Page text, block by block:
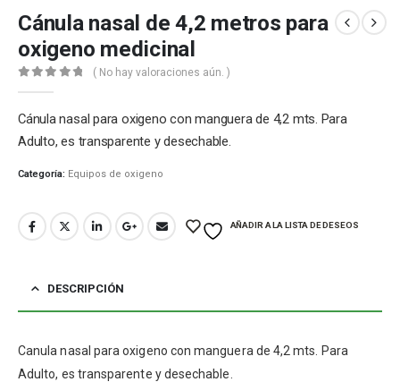
Cánula nasal de 4,2 metros para
oxigeno medicinal
( No hay valoraciones aún. )
Cánula nasal para oxigeno con manguera de 4,2 mts. Para
Adulto, es transparente y desechable.
Categoría: Equipos de oxigeno
AÑADIR A LA LISTA DE DESEOS
DESCRIPCIÓN
Canula nasal para oxigeno con manguera de 4,2 mts. Para
Adulto, es transparente y desechable.